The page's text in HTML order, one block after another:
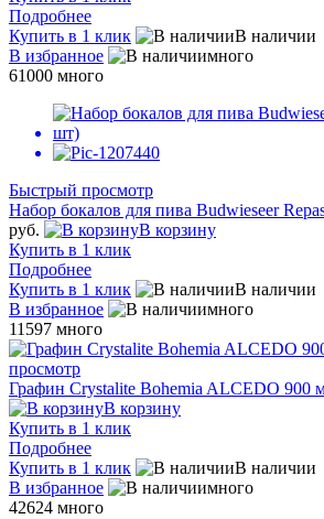
Подробнее
Купить в 1 клик
В наличии
В избранное
много
61000 много
Быстрый просмотр
Набор бокалов для пива Budwieseer
руб.
В корзину
Купить в 1 клик
Подробнее
Купить в 1 клик
В наличии
В избранное
много
11597 много
просмотр
Графин Crystalite Bohemia ALCEDO 900
В корзину
Купить в 1 клик
Подробнее
Купить в 1 клик
В наличии
В избранное
много
42624 много